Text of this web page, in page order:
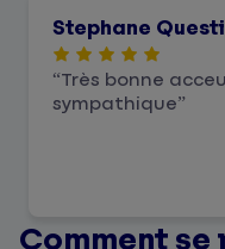
Stephane
Très bonne
sympathique
Comment